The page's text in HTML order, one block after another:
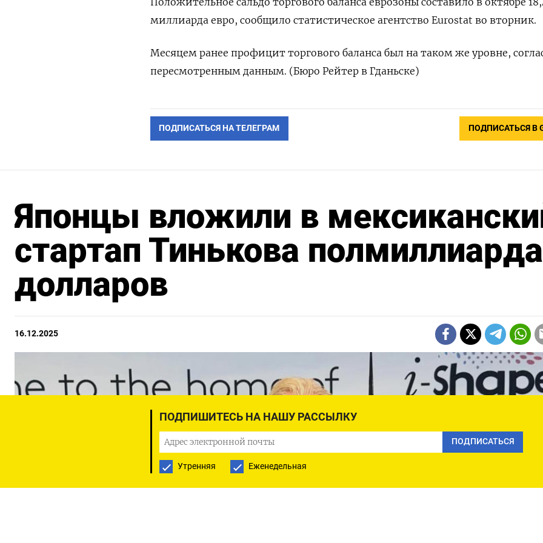
ПОДПИШИТЕСЬ НА НАШУ РАССЫЛКУ
ПОДПИСАТЬСЯ
Утренняя Еженедельная
миллиарда евро, сообщило статистическое агентство Eurostat во вторник.
Месяцем ранее профицит торгового баланса был на таком же уровне,
пересмотренным данным. (Бюро Рейтер в Гданьске)
ПОДПИСАТЬСЯ НА ТЕЛЕГРАМ ПОДПИСАТЬСЯ В
Японцы вложили в
стартап Тинькова полмиллиарда
долларов
16.12.2025